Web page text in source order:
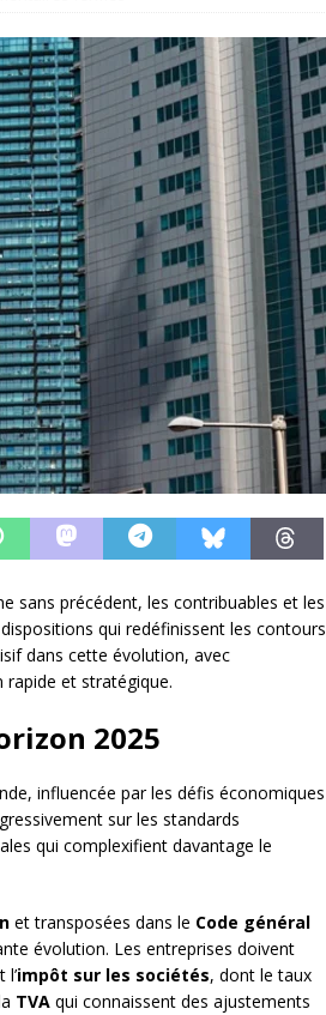
sans précédent, les contribuables et les
qui redéfinissent les contours
dans cette évolution, avec
et stratégique.
2025
influencée par les défis économiques
sur les standards
qui complexifient davantage le
et transposées dans le Code général
évolution. Les entreprises doivent
impôt sur les sociétés, dont le taux
TVA qui connaissent des ajustements